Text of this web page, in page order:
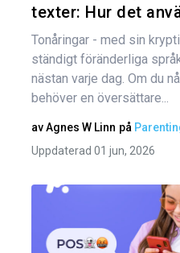
texter: Hur det
Tonåringar - med sin
ständigt föränderliga
nästan varje dag. Om du
behöver en översättare...
avAgnes W Linn på
Uppdaterad 01 jun, 2026